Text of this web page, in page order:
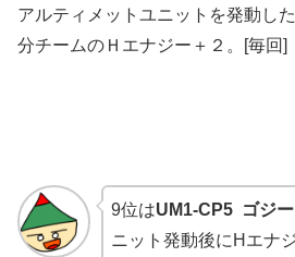
アルティメットユニットを発動し
分チームのＨエナジー＋２。[毎回]
9位はUM1-CP5 ゴジー
ニット発動後にHエナ